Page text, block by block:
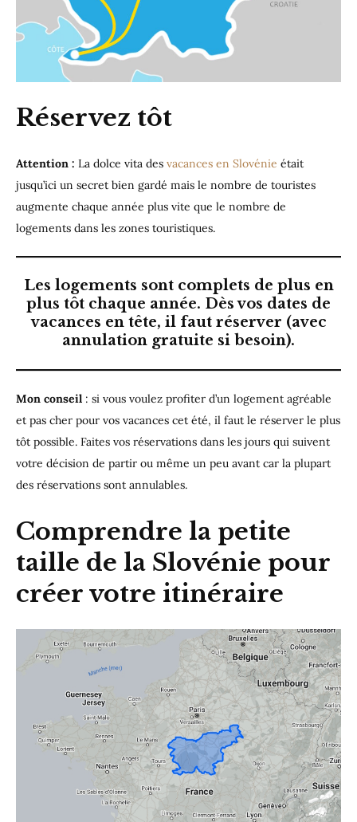
Réservez tôt
Attention : La dolce vita des vacances en Slovénie était
jusqu’ici un secret bien gardé mais le nombre de touristes
augmente chaque année plus vite que le nombre de
logements dans les zones touristiques.
Les logements sont complets de plus en
plus tôt chaque année. Dès vos dates de
vacances en tête, il faut réserver (avec
annulation gratuite si besoin).
Mon conseil : si vous voulez profiter d’un logement agréable
et pas cher pour vos vacances cet été, il faut le réserver le plus
tôt possible. Faites vos réservations dans les jours qui suivent
votre décision de partir ou même un peu avant car la plupart
des réservations sont annulables.
Comprendre la petite
taille de la Slovénie pour
créer votre itinéraire